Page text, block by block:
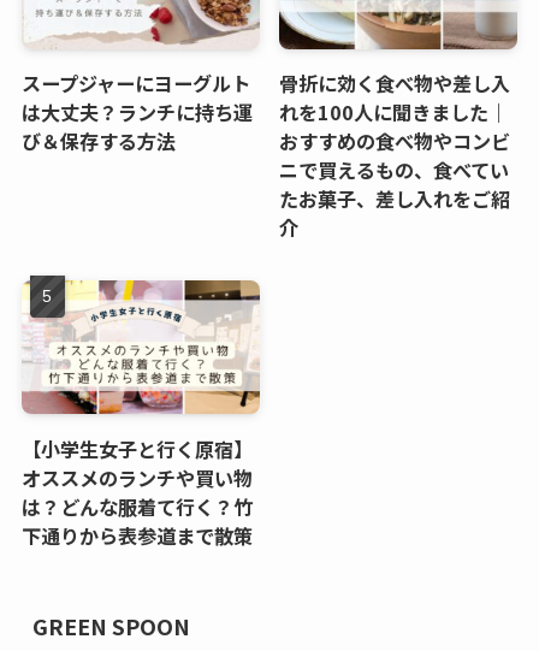
スープジャーにヨーグルト
は大丈夫？ランチに持ち運
び＆保存する方法
骨折に効く食べ物や差し入
れを100人に聞きました｜
おすすめの食べ物やコンビ
ニで買えるもの、食べてい
たお菓子、差し入れをご紹
介
【小学生女子と行く原宿】
オススメのランチや買い物
は？どんな服着て行く？竹
下通りから表参道まで散策
GREEN SPOON